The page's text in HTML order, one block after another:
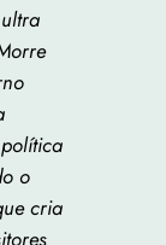
o
cria